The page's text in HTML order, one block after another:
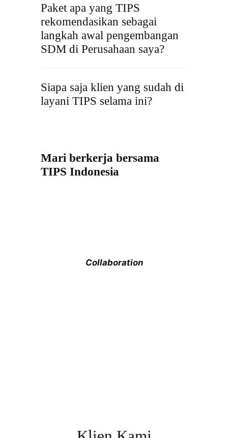
Paket apa yang TIPS
rekomendasikan sebagai
langkah awal pengembangan
SDM di Perusahaan saya?
Siapa saja klien yang sudah di
layani TIPS selama ini?
Mari berkerja bersama
TIPS Indonesia
Collaboration